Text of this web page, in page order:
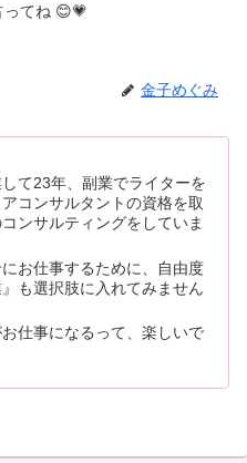
ってね 😊💗
金子めぐみ
て23年、副業でライターを
コンサルタントの資格を取
ンサルティングをしていま
お仕事するために、自由度
も選択肢に入れてみません
仕事になるって、楽しいで